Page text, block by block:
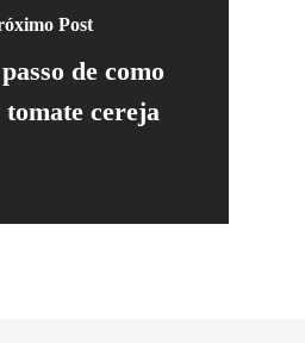
Post
de como
cereja